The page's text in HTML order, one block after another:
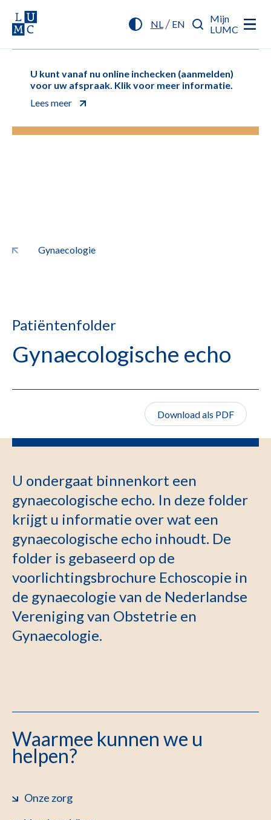
NL/ EN
Mijn
LUMC
U kunt vanaf nu online inchecken (aanmelden)
voor uw afspraak. Klik voor meer informatie.
Lees meer
Gynaecologie
Patiëntenfolder
Gynaecologische echo
Download als PDF
U ondergaat binnenkort een
gynaecologische echo. In deze folder
krijgt u informatie over wat een
gynaecologische echo inhoudt. De
folder is gebaseerd op de
voorlichtingsbrochure Echoscopie in
de gynaecologie van de Nederlandse
Vereniging van Obstetrie en
Gynaecologie.
Waarmee kunnen we u
helpen?
Onze zorg